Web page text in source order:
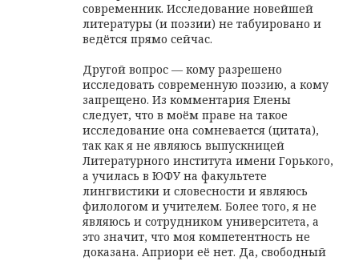
современник. Исследование новейшей
литературы (и поэзии) не табуировано и
ведётся прямо сейчас.
Другой вопрос — кому разрешено
исследовать современную поэзию, а кому
запрещено. Из комментария Елены
следует, что в моём праве на такое
исследование она сомневается (цитата),
так как я не являюсь выпускницей
Литературного института имени Горького,
а училась в ЮФУ на факультете
лингвистики и словесности и являюсь
филологом и учителем. Более того, я не
являюсь и сотрудником университета, а
это значит, что моя компетентность не
доказана. Априори её нет. Да, свободный